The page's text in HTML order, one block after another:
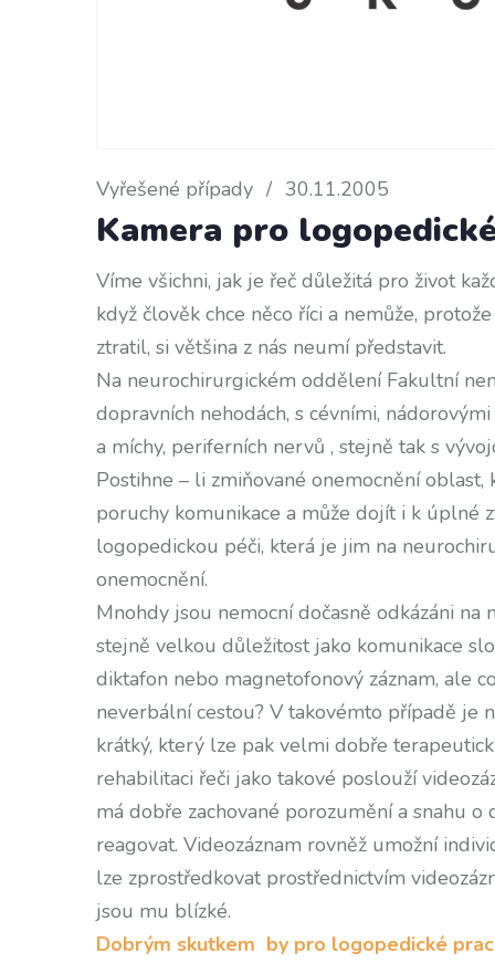
Vyřešené případy / 30.11.2005
Kamera pro
Víme všichni, jak je řeč důležitá pro život
když člověk chce něco říci a nemůže,
ztratil, si většina z nás neumí představit.
Na neurochirurgickém oddělení Fakultní
dopravních nehodách, s cévními,
a míchy, periferních nervů , stejně tak s
Postihne – li zmiňované onemocnění
poruchy komunikace a může dojít i k úplné
logopedickou péči, která je jim na
onemocnění.
Mnohdy jsou nemocní dočasně odkázáni na
stejně velkou důležitost jako komunikace
diktafon nebo magnetofonový záznam, ale
neverbální cestou? V takovémto případě je
krátký, který lze pak velmi dobře
rehabilitaci řeči jako takové poslouží
má dobře zachované porozumění a snahu
reagovat. Videozáznam rovněž umožní
lze zprostředkovat prostřednictvím
jsou mu blízké.
Dobrým skutkem by pro logopedické